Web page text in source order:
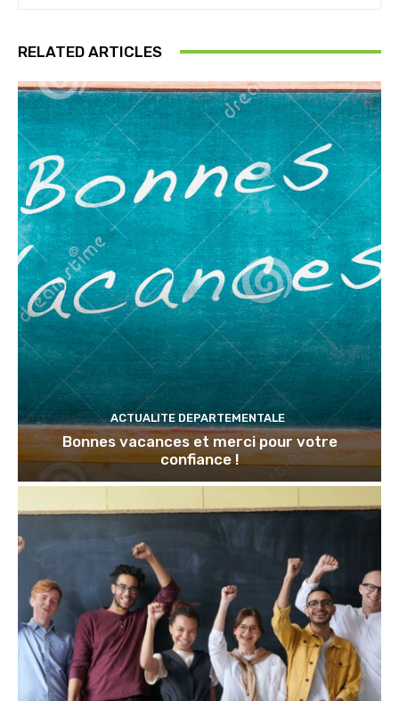
RELATED ARTICLES
ACTUALITE DEPARTEMENTALE
Bonnes vacances et merci pour votre
confiance !